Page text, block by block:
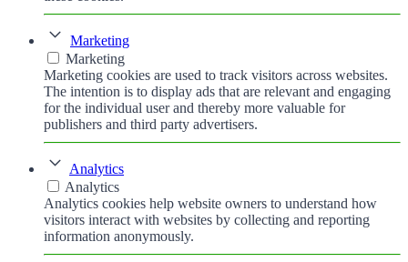
Marketing
Marketing
Marketing cookies are used to track visitors across websites.
The intention is to display ads that are relevant and engaging
for the individual user and thereby more valuable for
publishers and third party advertisers.
Analytics
Analytics
Analytics cookies help website owners to understand how
visitors interact with websites by collecting and reporting
information anonymously.